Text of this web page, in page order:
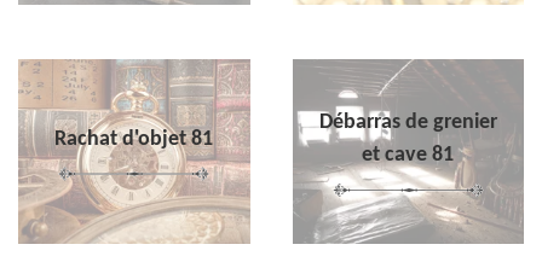
Rachat d'objet 81
Débarras de grenier
et cave 81